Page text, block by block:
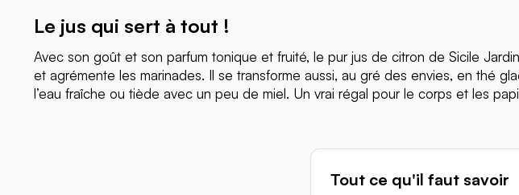
Le jus qui sert à tout !
Avec son goût et son parfum tonique et fruité, le pur jus de citron de Sicile
et agrémente les marinades. Il se transforme aussi, au gré des envies, en thé
l’eau fraîche ou tiède avec un peu de miel. Un vrai régal pour le corps et les
Tout ce qu'il faut savoir